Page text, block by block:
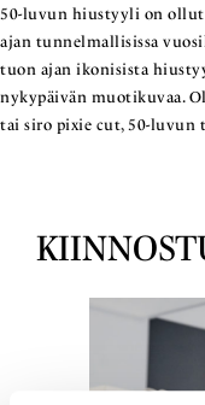
50-luvun hiustyyli on ollut
ajan tunnelmallisissa
tuon ajan ikonisista
nykypäivän muotikuvaa.
tai siro pixie cut, 50-luvun